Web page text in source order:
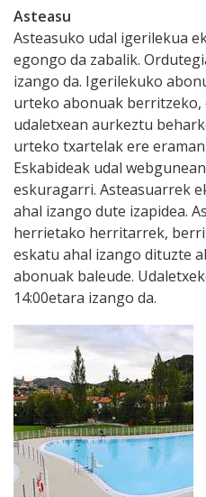
Asteasu
Asteasuko udal igerilekua
egongo da zabalik.
izango da. Igerilekuko
urteko abonuak berritzeko,
udaletxean aurkeztu
urteko txartelak ere
Eskabideak udal
eskuragarri. Asteasuarrek
ahal izango dute izapidea.
herrietako herritarrek,
eskatu ahal izango dituzte
abonuak baleude.
14:00etara izango da.